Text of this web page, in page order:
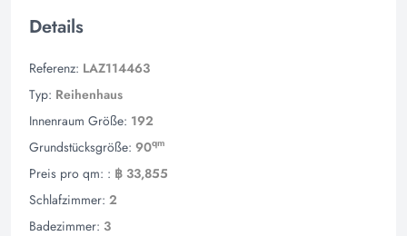
Details
Referenz: LAZ114463
Typ: Reihenhaus
Innenraum Größe: 192
Grundstücksgröße: 90qm
Preis pro qm: : ฿ 33,855
Schlafzimmer: 2
Badezimmer: 3